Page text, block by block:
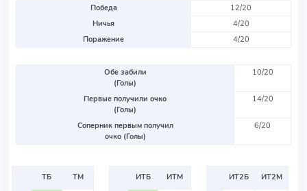
Победа
12/20
Ничья
4/20
Поражение
4/20
Обе забили
(Голы)
10/20
Первые получили очко
(Голы)
14/20
Соперник первым получил
очко (Голы)
6/20
ТБ
ТМ
ИТБ
ИТМ
ИТ2Б
ИТ2М